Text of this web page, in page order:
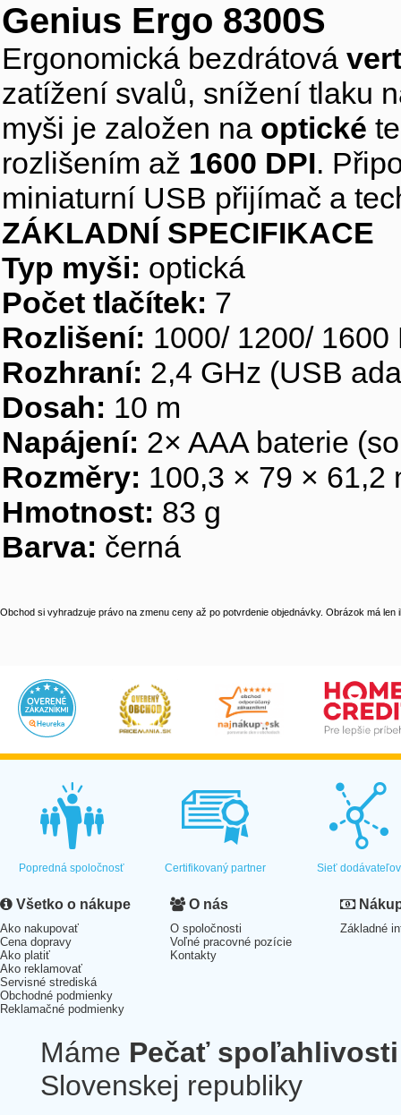
Genius Ergo 8300S
Ergonomická bezdrátová
zatížení svalů, snížení tlaku
myši je založen na optické
rozlišením až 1600 DPI.
miniaturní USB přijímač a
ZÁKLADNÍ SPECIFIKACE
Typ myši: optická
Počet tlačítek: 7
Rozlišení: 1000/ 1200/ 1600
Rozhraní: 2,4 GHz (USB
Dosah: 10 m
Napájení: 2× AAA baterie
Rozměry: 100,3 × 79 × 61,2
Hmotnost: 83 g
Barva: černá
Obchod si vyhradzuje právo na zmenu ceny až po potvrdenie objednávky. Obrázok má len
Popredná spoločnosť Certifikovaný partner Sieť dodávateľov
Všetko o nákupe
Ako nakupovať
Cena dopravy
Ako platiť
Ako reklamovať
Servisné strediská
Obchodné podmienky
Reklamačné podmienky
O nás
O spoločnosti
Voľné pracovné pozície
Kontakty
Základné
Máme Pečať spoľahlivosti
Slovenskej republiky